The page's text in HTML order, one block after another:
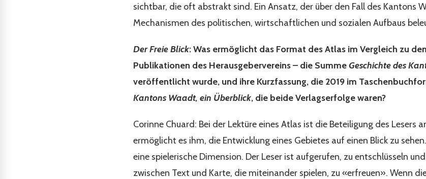
sichtbar, die oft abstrakt sind. Ein Ansatz, der über den Fall des Kantons
Mechanismen des politischen, wirtschaftlichen und sozialen Aufbaus
Der Freie Blick: Was ermöglicht das Format des Atlas im Vergleich zu
Publikationen des Herausgebervereins – die SummeGeschichte des
veröffentlicht wurde, und ihre Kurzfassung, die 2019 im
Kantons Waadt, ein Überblick, die beide Verlagserfolge waren?
Corinne Chuard: Bei der Lektüre eines Atlas ist die Beteiligung des Lesers
ermöglicht es ihm, die Entwicklung eines Gebietes auf einen Blick zu
eine spielerische Dimension. Der Leser ist aufgerufen, zu entschlüsseln
zwischen Text und Karte, die miteinander spielen, zu «erfreuen». Wenn